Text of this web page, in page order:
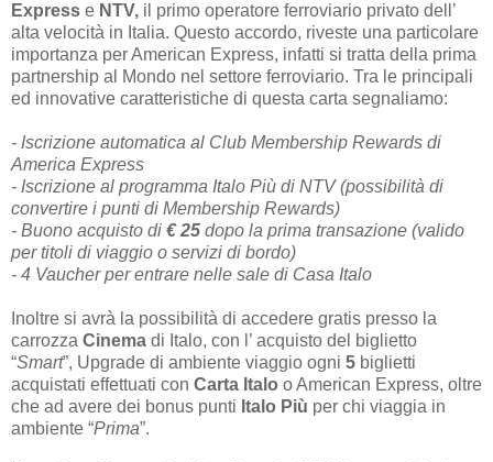
Express e NTV, il primo operatore ferroviario privato dell’
alta velocità in Italia. Questo accordo, riveste una particolare
importanza per American Express, infatti si tratta della prima
partnership al Mondo nel settore ferroviario. Tra le principali
ed innovative caratteristiche di questa carta segnaliamo:
- Iscrizione automatica al Club Membership Rewards di
America Express
- Iscrizione al programma Italo Più di NTV (possibilità di
convertire i punti di Membership Rewards)
- Buono acquisto di € 25 dopo la prima transazione (valido
per titoli di viaggio o servizi di bordo)
- 4 Vaucher per entrare nelle sale di Casa Italo
Inoltre si avrà la possibilità di accedere gratis presso la
carrozza Cinema di Italo, con l’ acquisto del biglietto
“Smart”, Upgrade di ambiente viaggio ogni 5 biglietti
acquistati effettuati con Carta Italo o American Express, oltre
che ad avere dei bonus punti Italo Più per chi viaggia in
ambiente “Prima”.